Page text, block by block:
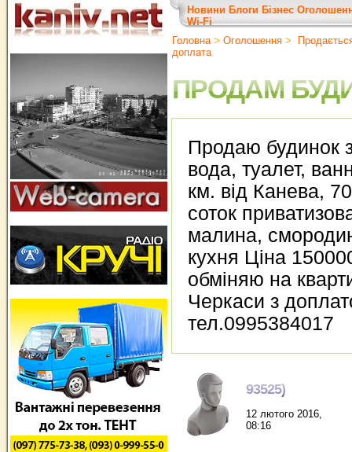
Новини Блоги Бізнес
Wi-Fi
Головна> Оголошення >
доплата
ПРОДАМ
Продаю будинок
вода, туалет,
км. від Канева,
соток
малина,
кухня Ціна
обміняю на
Черкаси з
тел.0995384017
93525)
12 лютого 2016,
08:16